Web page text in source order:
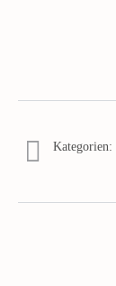
Kategorien: